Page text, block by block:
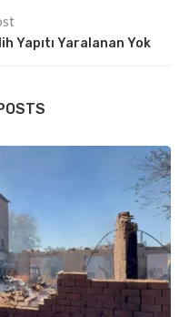
Yapıtı Yaralanan Yok